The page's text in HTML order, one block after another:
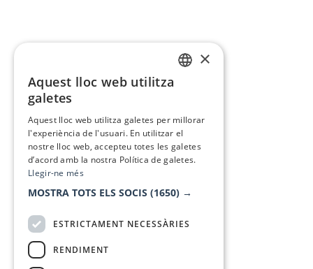
×
Aquest lloc web utilitza
galetes
Aquest lloc web utilitza galetes per millorar
l'experiència de l'usuari. En utilitzar el
nostre lloc web, accepteu totes les galetes
d’acord amb la nostra Política de galetes.
Llegir-ne més
MOSTRA TOTS ELS SOCIS (1650) →
ESTRICTAMENT NECESSÀRIES
RENDIMENT